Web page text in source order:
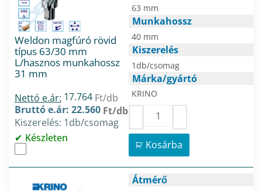
Weldon magfúró rövid
típus 63/30 mm
L/hasznos munkahossz
31 mm
Nettó e.ár: 17.764 Ft/db
Bruttó e.ár: 22.560 Ft/db
Kiszerelés: 1db/csomag
Készleten
63 mm
Munkahossz
40 mm
Kiszerelés
1db/csomag
Márka/gyártó
KRINO
Kosárba
Átmérő